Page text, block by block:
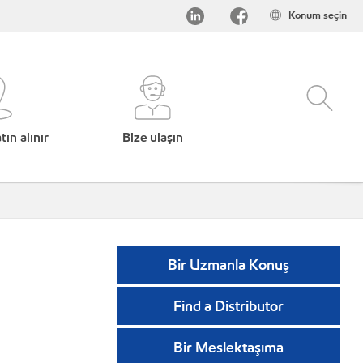
Konum seçin
alınır Bize ulaşın
Bir Uzmanla Konuş
Find a Distributor
Bir Meslektaşıma